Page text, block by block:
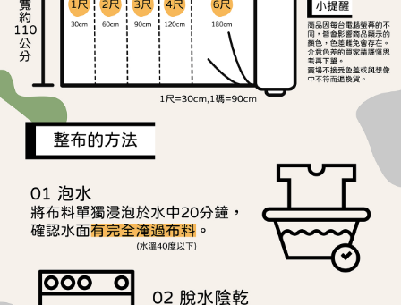
購買商品的店家。未經商家同意取消之訂單仍視為有效，需透過AFTEE先享
後付繳納相關費用。
※ 交易是否成功請以「AFTEE先享後付 」之結帳頁面顯示為準，若有關於
是否繳費成功／繳費後需取消欲退款等相關疑問，請聯繫「AFTEE先享後付
客戶支援中心」 https://netprotections.freshdesk.com/support/home
【注意事項】
１．透過由恩沛科技股份有限公司提供之「AFTEE先享後付」服務完成之交
易，需依本服務之必要範圍內提供個人資料，並將交易相關給付款項請求債
權轉讓予恩沛科技股份有限公司。
https://aftee.tw/terms/#terms3
３．未成年的使用者請事先徵得法定代理人或監護人之同意方可使用
「AFTEE先享後付」，若未經同意申辦者引起之損失，本公司不負相關責
任。
４．使用「AFTEE先享後付」時，將依據個別帳號之用戶狀況，依本公司即
時審查核予不同之上限額度；若仍有額度不足之情形，本公司將視審查結果
請求用戶進行身份認證。
５．嚴禁一人註冊多個帳號或使用他人資訊註冊。若發現惡意使用之情形，
每筆NT$150，滿NT$1,500(含以上)免運費
離島宅配
每筆NT$240